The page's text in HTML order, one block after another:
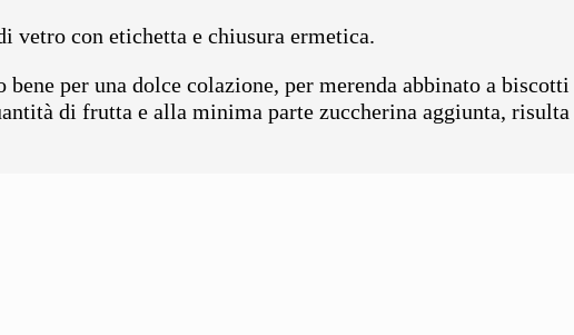
vetro con etichetta e chiusura ermetica.
per una dolce colazione, per merenda abbinato a
di frutta e alla minima parte zuccherina aggiunta,